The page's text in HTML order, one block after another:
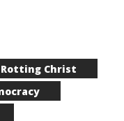
Rotting Christ